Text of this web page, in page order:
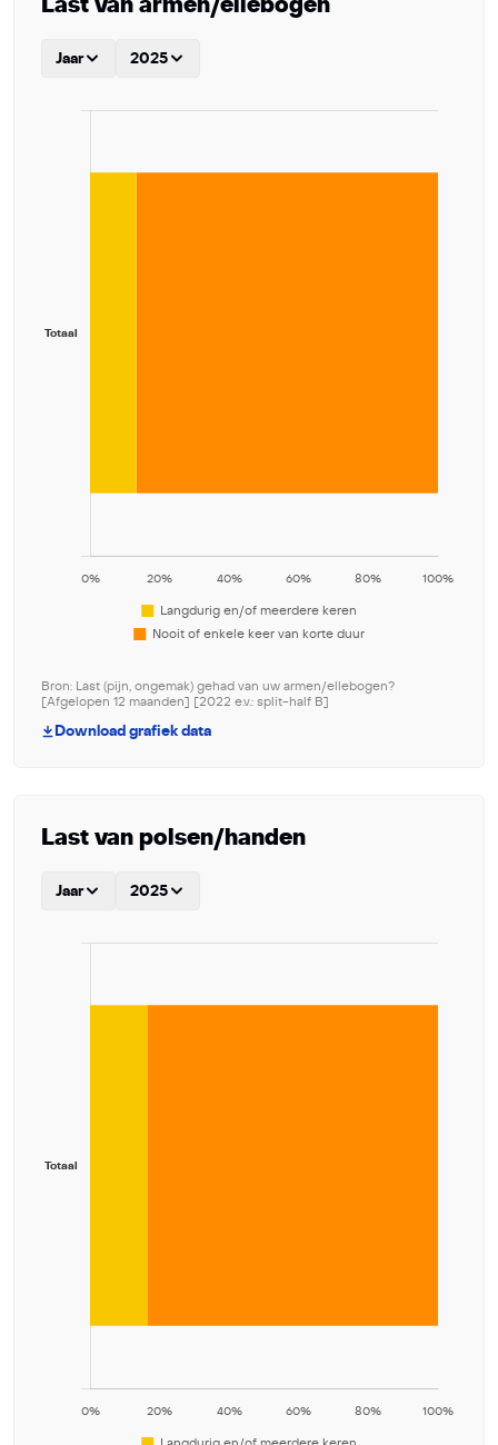
Jaar 2025
Bron: Last (pijn, ongemak) gehad van uw armen/ellebogen?
[Afgelopen 12 maanden] [2022 e.v.: split-half B]
Download grafiek data
Last van polsen/handen
Jaar 2025